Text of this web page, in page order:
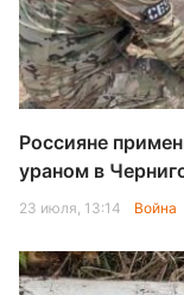
Россияне
ураном в
23 июля, 13:14 Война